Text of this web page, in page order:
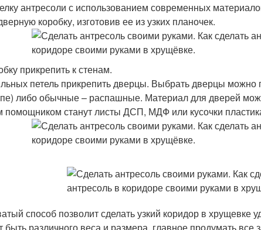
антресоли с использованием современных
коробку, изготовив ее из узких планочек.
прикрепить к стенам.
петель прикрепить дверцы. Выбрать дверцы можно
либо обычные – распашные. Материал для дверей
помощником станут листы ДСП, МДФ или кусочки
способ позволит сделать узкий коридор в